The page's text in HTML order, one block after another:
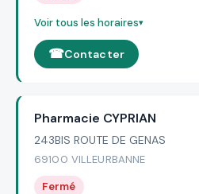
Voir tous les horaires
Contacter
Pharmacie CYPRIAN
243BIS ROUTE DE GENAS
69100 VILLEURBANNE
Fermé